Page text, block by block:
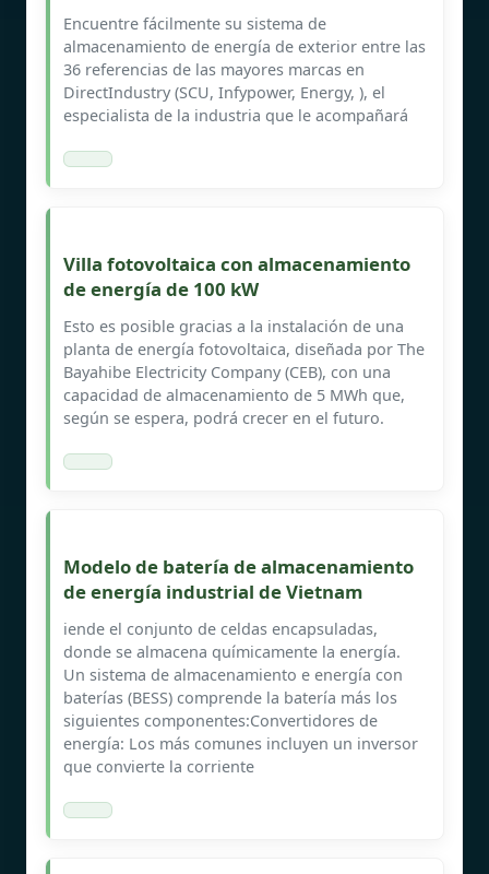
Encuentre fácilmente su sistema de
almacenamiento de energía de exterior entre las
36 referencias de las mayores marcas en
DirectIndustry (SCU, Infypower, Energy, ), el
especialista de la industria que le acompañará
Villa fotovoltaica con almacenamiento
de energía de 100 kW
Esto es posible gracias a la instalación de una
planta de energía fotovoltaica, diseñada por The
Bayahibe Electricity Company (CEB), con una
capacidad de almacenamiento de 5 MWh que,
según se espera, podrá crecer en el futuro.
Modelo de batería de almacenamiento
de energía industrial de Vietnam
iende el conjunto de celdas encapsuladas,
donde se almacena químicamente la energía.
Un sistema de almacenamiento e energía con
baterías (BESS) comprende la batería más los
siguientes componentes:Convertidores de
energía: Los más comunes incluyen un inversor
que convierte la corriente